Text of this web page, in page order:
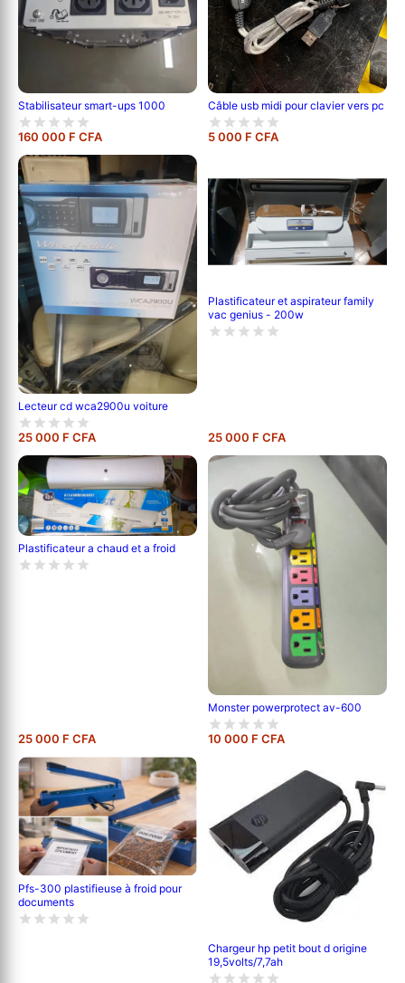
Stabilisateur smart-ups 1000
160 000 F CFA
Câble usb midi pour clavier vers pc
5 000 F CFA
Lecteur cd wca2900u voiture
25 000 F CFA
Plastificateur et aspirateur family
vac genius - 200w
25 000 F CFA
Plastificateur a chaud et a froid
25 000 F CFA
Monster powerprotect av-600
10 000 F CFA
Pfs-300 plastifieuse à froid pour
documents
Chargeur hp petit bout d origine
19,5volts/7,7ah